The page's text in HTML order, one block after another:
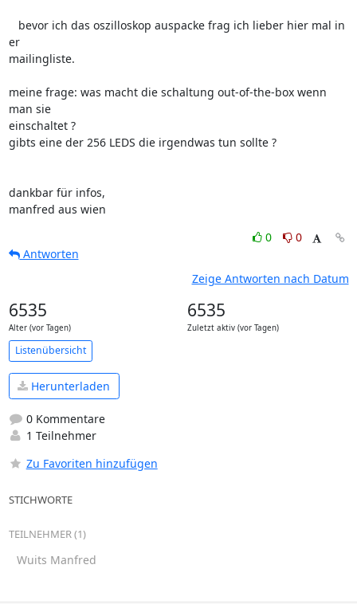
er
mailingliste.
meine frage: was macht die schaltung out-of-the-box wenn
man sie
einschaltet ?
gibts eine der 256 LEDS die irgendwas tun sollte ?
dankbar für infos,
manfred aus wien
0
0
Antworten
Zeige Antworten nach Datum
6535
Alter (vor Tagen)
6535
Zuletzt aktiv (vor Tagen)
Listenübersicht
Herunterladen
0 Kommentare
1 Teilnehmer
Zu Favoriten hinzufügen
STICHWORTE
TEILNEHMER (1)
Wuits Manfred